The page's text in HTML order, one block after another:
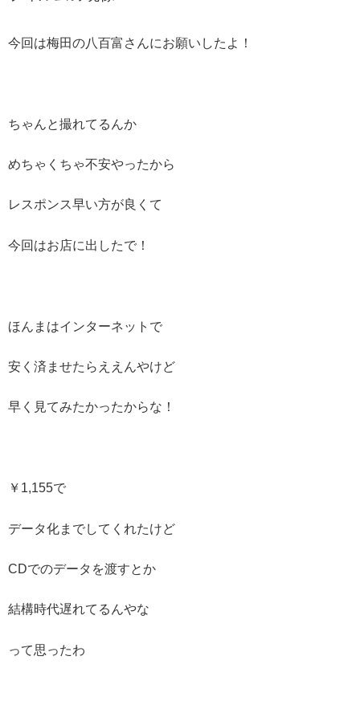
今回は梅田の八百富さんにお願いしたよ！
ちゃんと撮れてるんか
めちゃくちゃ不安やったから
レスポンス早い方が良くて
今回はお店に出したで！
ほんまはインターネットで
安く済ませたらええんやけど
早く見てみたかったからな！
￥1,155で
データ化までしてくれたけど
CDでのデータを渡すとか
結構時代遅れてるんやな
って思ったわ